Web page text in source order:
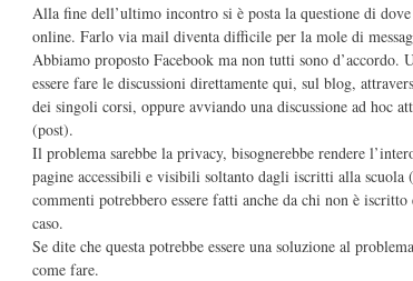
Alla fine dell’ultimo incontro si è posta la questione di
online. Farlo via mail diventa difficile per la mole di
Abbiamo proposto Facebook ma non tutti sono d’accordo.
essere fare le discussioni direttamente qui, sul blog,
dei singoli corsi, oppure avviando una discussione ad hoc
(post).
Il problema sarebbe la privacy, bisognerebbe rendere
pagine accessibili e visibili soltanto dagli iscritti alla
commenti potrebbero essere fatti anche da chi non è
caso.
Se dite che questa potrebbe essere una soluzione al
come fare.